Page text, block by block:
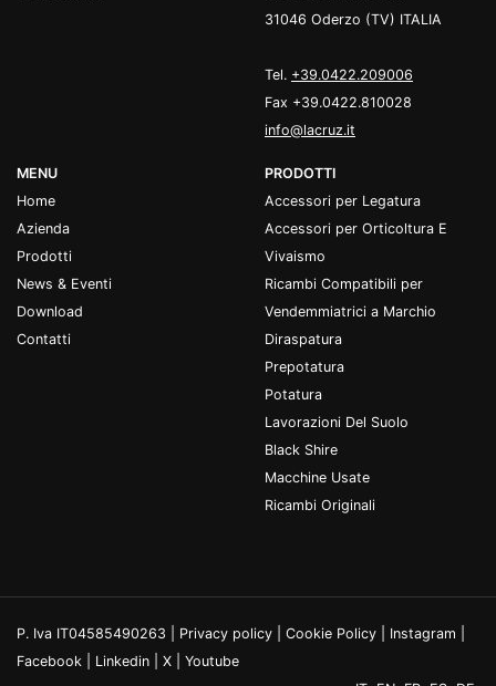
31046 Oderzo (TV) ITALIA
Tel. +39.0422.209006
Fax +39.0422.810028
info@lacruz.it
MENU
Home
Azienda
Prodotti
News & Eventi
Download
Contatti
PRODOTTI
Accessori per Legatura
Accessori per Orticoltura E
Vivaismo
Ricambi Compatibili per
Vendemmiatrici a Marchio
Diraspatura
Prepotatura
Potatura
Lavorazioni Del Suolo
Black Shire
Macchine Usate
Ricambi Originali
P. Iva IT04585490263 | Privacy policy Cookie Policy Instagram
Facebook
Linkedin X
Youtube